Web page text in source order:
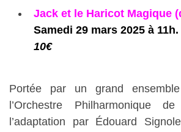
Jack et le Haricot Magique
Samedi 29 mars 2025 à 11h.
10€
Portée par un grand
l’Orchestre Philharmonique
l’adaptation par Édouard